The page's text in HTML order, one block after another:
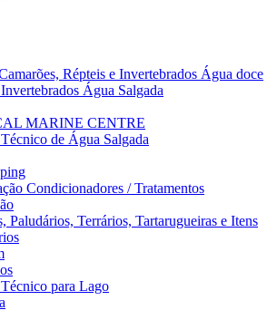
Répteis e Invertebrados Água doce
Água Salgada
MARINE CENTRE
de Água Salgada
Condicionadores / Tratamentos
Paludários, Terrários, Tartarugueiras e Itens
para Lago